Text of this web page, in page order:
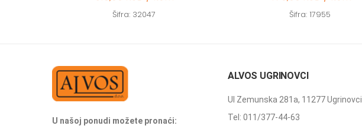
Šifra: 32047 Šifra: 17955
U našoj ponudi možete pronaći:
ALVOS UGRINOVCI
Ul Zemunska 281a, 11277 Ugrinovci
Tel: 011/377-44-63